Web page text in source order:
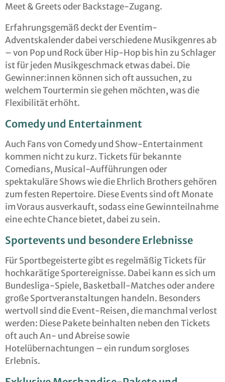
Meet & Greets oder Backstage-Zugang.
Erfahrungsgemäß deckt der Eventim-
Adventskalender dabei verschiedene Musikgenres ab
– von Pop und Rock über Hip-Hop bis hin zu Schlager
ist für jeden Musikgeschmack etwas dabei. Die
Gewinner:innen können sich oft aussuchen, zu
welchem Tourtermin sie gehen möchten, was die
Flexibilität erhöht.
Comedy und Entertainment
Auch Fans von Comedy und Show-Entertainment
kommen nicht zu kurz. Tickets für bekannte
Comedians, Musical-Aufführungen oder
spektakuläre Shows wie die Ehrlich Brothers gehören
zum festen Repertoire. Diese Events sind oft Monate
im Voraus ausverkauft, sodass eine Gewinnteilnahme
eine echte Chance bietet, dabei zu sein.
Sportevents und besondere Erlebnisse
Für Sportbegeisterte gibt es regelmäßig Tickets für
hochkarätige Sportereignisse. Dabei kann es sich um
Bundesliga-Spiele, Basketball-Matches oder andere
große Sportveranstaltungen handeln. Besonders
wertvoll sind die Event-Reisen, die manchmal verlost
werden: Diese Pakete beinhalten neben den Tickets
oft auch An- und Abreise sowie
Hotelübernachtungen – ein rundum sorgloses
Erlebnis.